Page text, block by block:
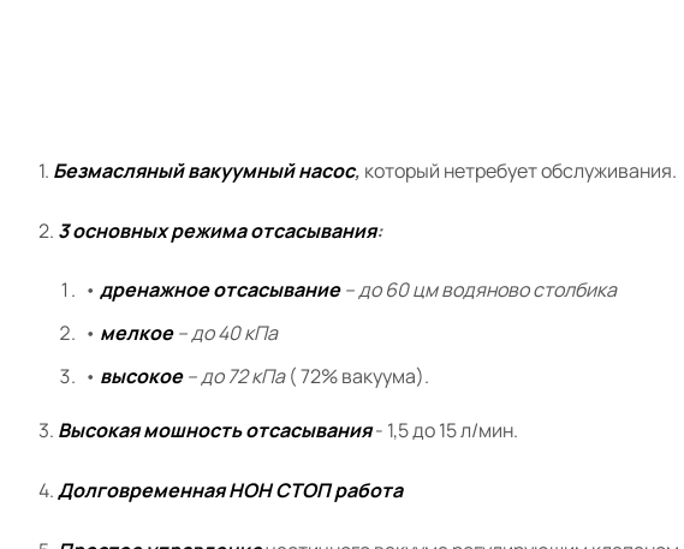
1. Безмасляный вакуумный насос, который нетребует обслуживания.
2. 3 основных режима отсасывания:
• дренажное отсасывание – до 60 цм водяново столбика
• мелкое – до 40 кПа
• высокое – до 72 кПа( 72% вакуума).
3. Высокая мошность отсасывания- 1,5 до 15 л/мин.
4.Долговременная НОН СТОП работа